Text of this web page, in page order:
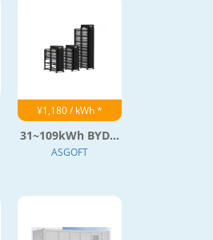
¥1,180 / kWh *
31~109kWh BYD...
ASGOFT